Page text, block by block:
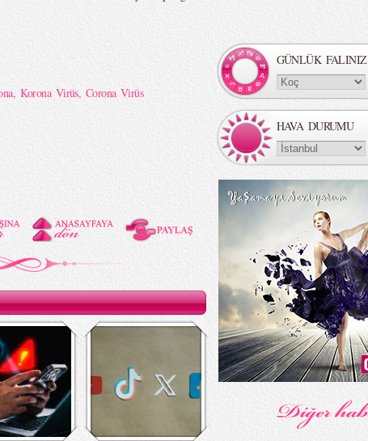
, Korona Virüs, Corona Virüs
GÜNLÜK FALINIZ
HAVA DURUMU